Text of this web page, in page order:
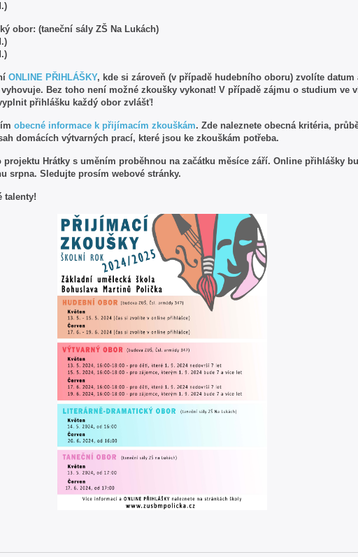
obor: (taneční sály ZŠ Na Lukách)
ONLINE PŘIHLÁŠKY, kde si zároveň (v případě hudebního oboru) zvolíte datum
vyhovuje. Bez toho není možné zkoušky vykonat! V případě zájmu o studium ve
přihlášku každý obor zvlášť!
obecné informace k přijímacím zkouškám. Zde naleznete obecná kritéria,
domácích výtvarných prací, které jsou ke zkouškám potřeba.
Hrátky s uměním proběhnou na začátku měsíce září. Online přihlášky
srpna. Sledujte prosím webové stránky.
talenty!